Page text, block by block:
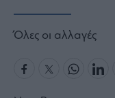
Times
Όλες οι αλλαγές